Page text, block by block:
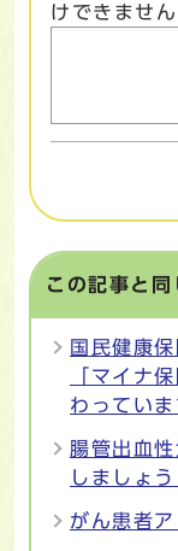
けできません
この記事と
国民健康
「マイナ
わっていま
腸管出血
しましょう
がん患者